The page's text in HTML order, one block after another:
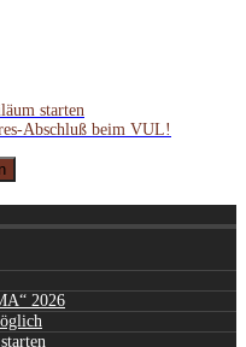
starten
Abschluß beim VUL!
2026